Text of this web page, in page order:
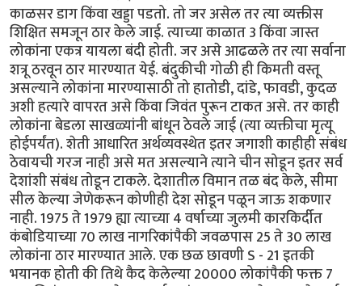
काळसर डाग किंवा खड्डा पडतो. तो जर असेल तर त्या व्यक्तीस
शिक्षित समजून ठार केले जाई. त्याच्या काळात 3 किंवा जास्त
लोकांना एकत्र यायला बंदी होती. जर असे आढळले तर त्या सर्वाना
शत्रू ठरवून ठार मारण्यात येई. बंदुकीची गोळी ही किमती वस्तू
असल्याने लोकांना मारण्यासाठी तो हातोडी, दांडे, फावडी, कुदळ
अशी हत्यारे वापरत असे किंवा जिवंत पुरून टाकत असे. तर काही
लोकांना बेडला साखळ्यांनी बांधून ठेवले जाई (त्या व्यक्तीचा मृत्यू
होईपर्यंत). शेती आधारित अर्थव्यवस्थेत इतर जगाशी काहीही संबंध
ठेवायची गरज नाही असे मत असल्याने त्याने चीन सोडून इतर सर्व
देशांशी संबंध तोडून टाकले. देशातील विमान तळ बंद केले, सीमा
सील केल्या जेणेकरून कोणीही देश सोडून पळून जाऊ शकणार
नाही. 1975 ते 1979 ह्या त्याच्या 4 वर्षाच्या जुलमी कारकिर्दीत
कंबोडियाच्या 70 लाख नागरिकांपैकी जवळपास 25 ते 30 लाख
लोकांना ठार मारण्यात आले. एक छळ छावणी S - 21 इतकी
भयानक होती की तिथे कैद केलेल्या 20000 लोकांपैकी फक्त 7